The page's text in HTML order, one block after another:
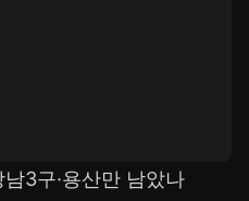
3구·용산만 남았나